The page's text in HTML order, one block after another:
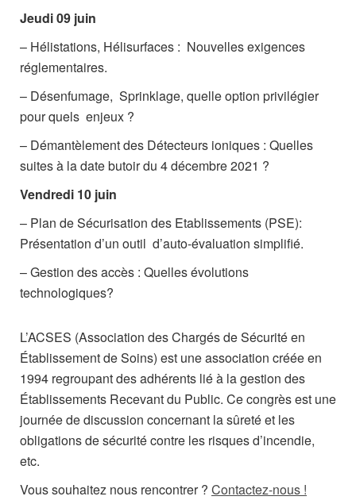
Jeudi 09 juin
– Hélistations, Hélisurfaces : Nouvelles exigences
réglementaires.
– Désenfumage, Sprinklage, quelle option privilégier
pour quels enjeux ?
– Démantèlement des Détecteurs ioniques : Quelles
suites à la date butoir du 4 décembre 2021 ?
Vendredi 10 juin
– Plan de Sécurisation des Etablissements (PSE):
Présentation d’un outil d’auto-évaluation simplifié.
– Gestion des accès : Quelles évolutions
technologiques?
L’ACSES (Association des Chargés de Sécurité en
Établissement de Soins) est une association créée en
1994 regroupant des adhérents lié à la gestion des
Établissements Recevant du Public. Ce congrès est une
journée de discussion concernant la sûreté et les
obligations de sécurité contre les risques d’incendie,
etc.
Vous souhaitez nous rencontrer ? Contactez-nous !